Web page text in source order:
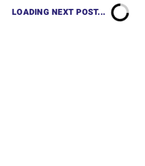
LOADING NEXT POST...